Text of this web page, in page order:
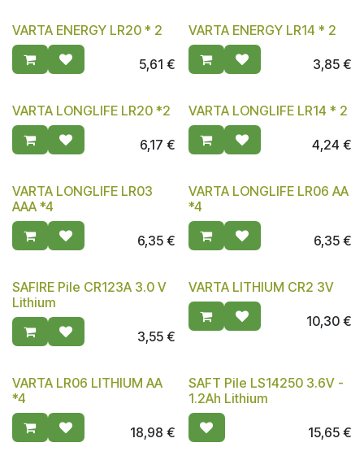
VARTA ENERGY LR20 * 2
5,61 €
VARTA ENERGY LR14 * 2
3,85€
VARTA LONGLIFE LR20 *2
6,17 €
VARTA LONGLIFE LR14 * 2
4,24 €
VARTA LONGLIFE LR03
AAA *4
6,35€
VARTA LONGLIFE LR06 AA
*4
6,35€
SAFIRE Pile CR123A 3.0 V
Lithium
3,55€
VARTA LITHIUM CR2 3V
10,30€
VARTA LR06 LITHIUM AA
*4
18,98 €
SAFT Pile LS14250 3.6V -
1.2Ah Lithium
15,65€